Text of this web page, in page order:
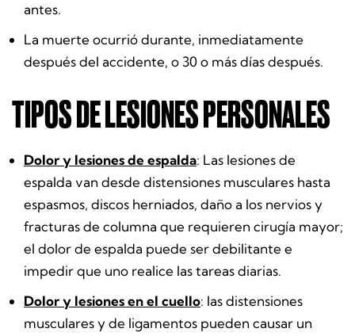
antes.
La muerte ocurrió durante, inmediatamente
después del accidente, o 30 o más días después.
TIPOS DE LESIONES PERSONALES
Dolor y lesiones de espalda: Las lesiones de
espalda van desde distensiones musculares hasta
espasmos, discos herniados, daño a los nervios y
fracturas de columna que requieren cirugía mayor;
el dolor de espalda puede ser debilitante e
impedir que uno realice las tareas diarias.
Dolor y lesiones en el cuello: las distensiones
musculares y de ligamentos pueden causar un